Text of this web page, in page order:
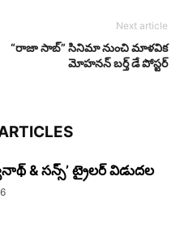
Next article
“రాజా సాబ్” సినిమా నుంచి మాళవిక
మోహనన్ బర్త్ డే పోస్టర్
& సన్స్’ ట్రైలర్ విడుదల